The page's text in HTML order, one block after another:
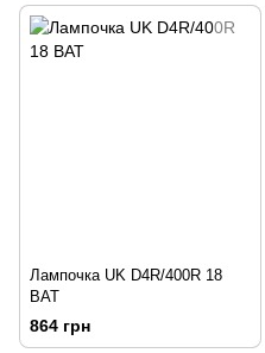
Лампочка UK D4R/400R 18
ВАТ
864 грн